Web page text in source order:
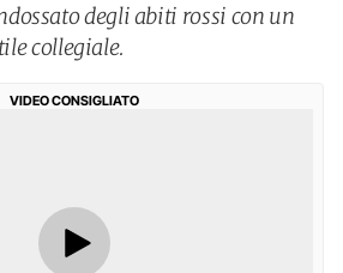
degli abiti rossi con un
collegiale.
VIDEO CONSIGLIATO